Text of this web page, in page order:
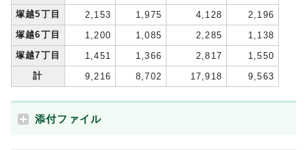
塚越5丁目
2,153 1,975 4,128
2,196
塚越6丁目
1,200 1,085 2,285
1,138
塚越7丁目
1,451 1,366 2,817
1,550
計
9,216 8,702 17,918 9,563
添付ファイル